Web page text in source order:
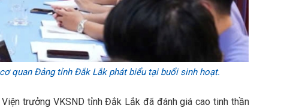
quan Đảng tỉnh Đắk Lắk phát biểu tại buổi sinh hoạt.
trưởng VKSND tỉnh Đắk Lắk đã đánh giá cao tinh thần